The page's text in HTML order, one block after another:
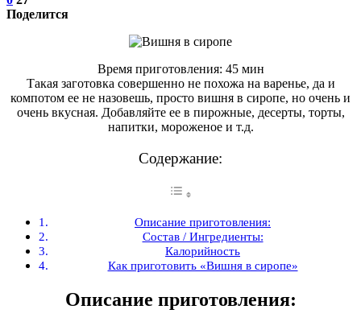
Поделится
Время приготовления: 45 мин
Такая заготовка совершенно не похожа на варенье, да и
компотом ее не назовешь, просто вишня в сиропе, но очень и
очень вкусная. Добавляйте ее в пирожные, десерты, торты,
напитки, мороженое и т.д.
Содержание:
Описание приготовления:
Состав / Ингредиенты:
Калорийность
Как приготовить «Вишня в сиропе»
Описание приготовления: